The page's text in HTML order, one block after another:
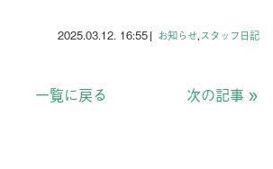
2025.03.12. 16:55 | お知らせ,スタッフ日記
一覧に戻る 次の記事 »